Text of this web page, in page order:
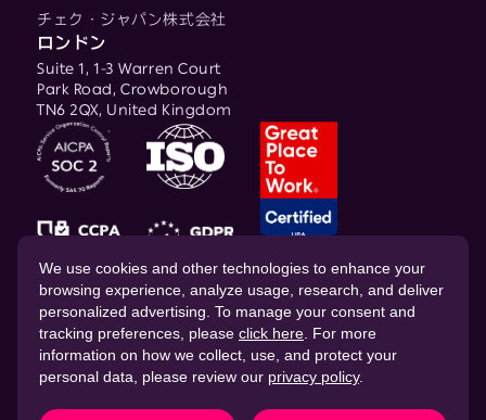
チェク・ジャパン株式会社
ロンドン
Suite 1, 1-3 Warren Court
Park Road, Crowborough
TN6 2QX, United Kingdom
© 2026 CHEQ AI Technologies Ltd.
ウェブサイトの プライバシーポリシー
データ処理契約（DPA）ウェブサイトのクッキーポリシー
We use cookies and other technologies to enhance your
browsing experience, analyze usage, research, and deliver
personalized advertising. To manage your consent and
tracking preferences, please click here . For more
information on how we collect, use, and protect your
personal data, please review our privacy policy.